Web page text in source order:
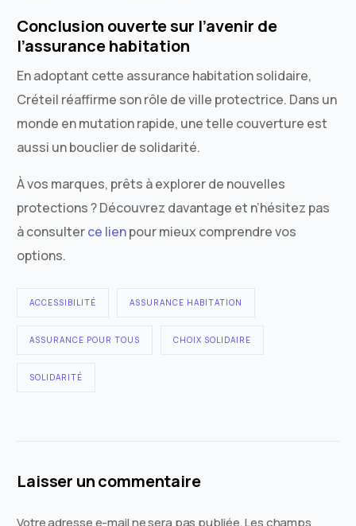
Conclusion ouverte sur l’avenir de
l’assurance habitation
En adoptant cette assurance habitation solidaire,
Créteil réaffirme son rôle de ville protectrice. Dans un
monde en mutation rapide, une telle couverture est
aussi un bouclier de solidarité.
À vos marques, prêts à explorer de nouvelles
protections ? Découvrez davantage et n’hésitez pas
à consulterce lienpour mieux comprendre vos
options.
ACCESSIBILITÉ ASSURANCE HABITATION
ASSURANCE POUR TOUS CHOIX SOLIDAIRE
SOLIDARITÉ
Laisser un commentaire
Votre adresse e-mail ne sera pas publiée.Les champs